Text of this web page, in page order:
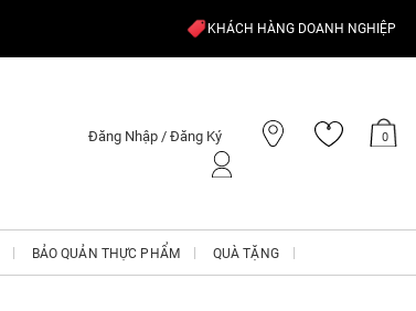
KHÁCH HÀNG DOANH NGHIỆP
Đăng Nhập / Đăng Ký 0
BẢO QUẢN THỰC PHẨM QUÀ TẶNG